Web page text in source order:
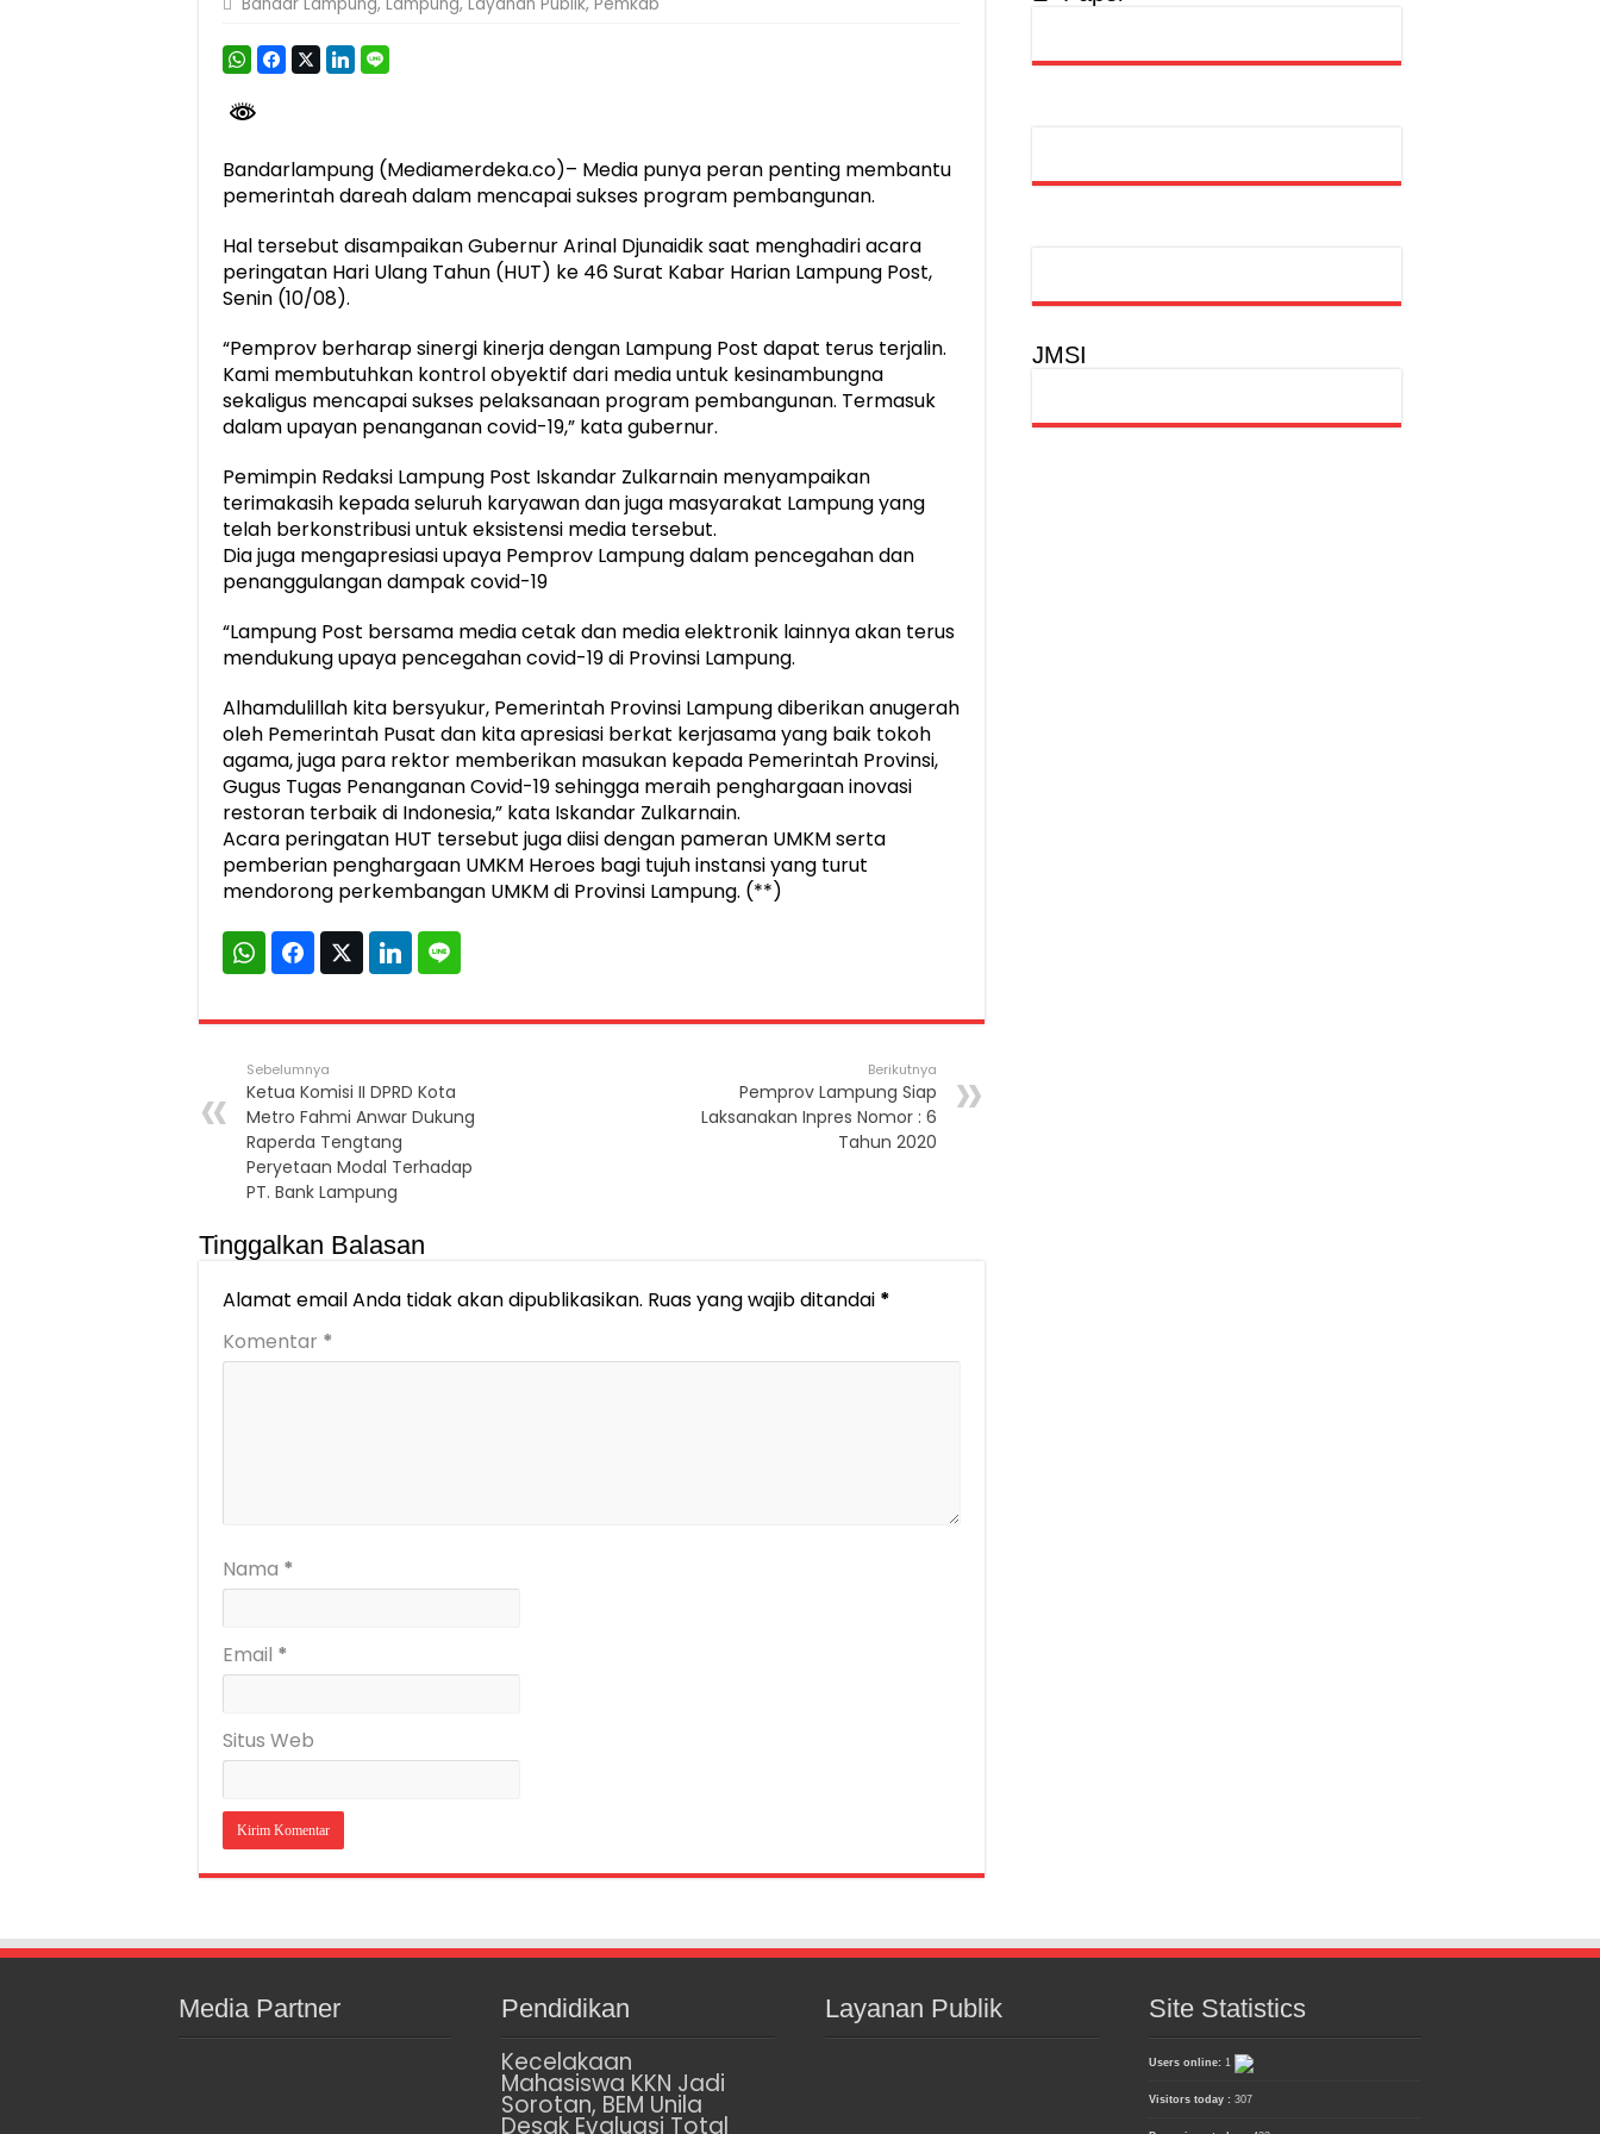
Jasa Raharja Jamin Seluruh Korban Kebakaran KM Mutiara Sentosa II di Perairan Sumenep
Gubernur Mirza Ajak IAI Darul Fattah Cetak SDM Adaptif Berlandaskan Nilai Agama
Bandarlampung (Mediamerdeka.co)– Media punya peran penting membantu
pemerintah dareah dalam mencapai sukses program pembangunan.
Hal tersebut disampaikan Gubernur Arinal Djunaidik saat menghadiri acara
peringatan Hari Ulang Tahun (HUT) ke 46 Surat Kabar Harian Lampung Post,
Senin (10/08).
“Pemprov berharap sinergi kinerja dengan Lampung Post dapat terus terjalin.
Kami membutuhkan kontrol obyektif dari media untuk kesinambungna
sekaligus mencapai sukses pelaksanaan program pembangunan. Termasuk
dalam upayan penanganan covid-19,” kata gubernur.
Pemimpin Redaksi Lampung Post Iskandar Zulkarnain menyampaikan
terimakasih kepada seluruh karyawan dan juga masyarakat Lampung yang
telah berkonstribusi untuk eksistensi media tersebut.
Dia juga mengapresiasi upaya Pemprov Lampung dalam pencegahan dan
penanggulangan dampak covid-19
“Lampung Post bersama media cetak dan media elektronik lainnya akan terus
mendukung upaya pencegahan covid-19 di Provinsi Lampung.
Alhamdulillah kita bersyukur, Pemerintah Provinsi Lampung diberikan anugerah
oleh Pemerintah Pusat dan kita apresiasi berkat kerjasama yang baik tokoh
agama, juga para rektor memberikan masukan kepada Pemerintah Provinsi,
Gugus Tugas Penanganan Covid-19 sehingga meraih penghargaan inovasi
restoran terbaik di Indonesia,” kata Iskandar Zulkarnain.
Acara peringatan HUT tersebut juga diisi dengan pameran UMKM serta
pemberian penghargaan UMKM Heroes bagi tujuh instansi yang turut
mendorong perkembangan UMKM di Provinsi Lampung. (**)
Sebelumnya
Ketua Komisi II DPRD Kota
Metro Fahmi Anwar Dukung
Raperda Tengtang
Peryetaan Modal Terhadap
PT. Bank Lampung
Berikutnya
Pemprov Lampung Siap
Laksanakan Inpres Nomor : 6
Tahun 2020
Tinggalkan Balasan
Alamat email Anda tidak akan dipublikasikan. Ruas yang wajib ditandai *
Komentar *
Nama *
Email *
Situs Web
JMSI
Media Partner Pendidikan
Kecelakaan
Mahasiswa KKN Jadi
Sorotan, BEM Unila
Desak Evaluasi Total
Layanan Publik Site Statistics
Users online: 1
Visitors today : 307